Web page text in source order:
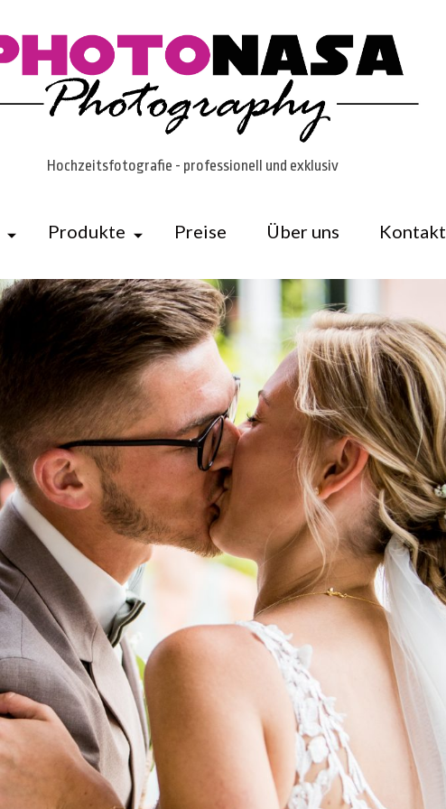
Hochzeitsfotografie - professionell und exklusiv
Produkte Preise Über uns Kontakt